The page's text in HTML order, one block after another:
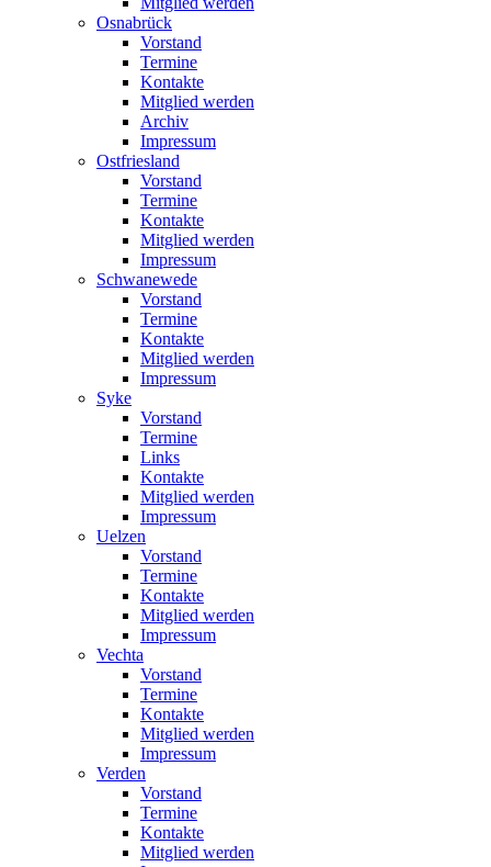
Osnabrück
Vorstand
Termine
Kontakte
Mitglied werden
Archiv
Impressum
Ostfriesland
Vorstand
Termine
Kontakte
Mitglied werden
Impressum
Schwanewede
Vorstand
Termine
Kontakte
Mitglied werden
Impressum
Syke
Vorstand
Termine
Links
Kontakte
Mitglied werden
Impressum
Uelzen
Vorstand
Termine
Kontakte
Mitglied werden
Impressum
Vechta
Vorstand
Termine
Kontakte
Mitglied werden
Impressum
Verden
Vorstand
Termine
Kontakte
Mitglied werden